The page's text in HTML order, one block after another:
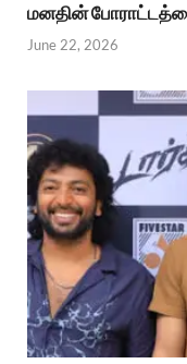
மனதின்
June 22, 2026